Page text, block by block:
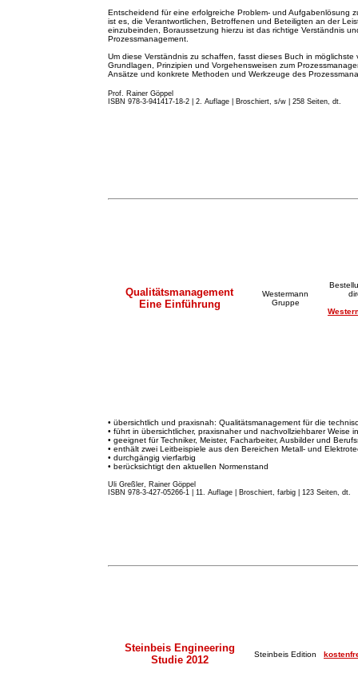
Entscheidend für eine erfolgreiche Problem- und Aufgabenlösung
ist es, die Verantwortlichen, Betroffenen und Beteiligten an der
einzubeinden, Boraussetzung hierzu ist das richtige Verständnis
Prozessmanagement.
Um diese Verständnis zu schaffen, fasst dieses Buch in möglichste
Grundlagen, Prinzipien und Vorgehensweisen zum
Ansätze und konkrete Methoden und Werkzeuge des
Prof. Rainer Göppel
ISBN 978-3-941417-18-2 | 2. Auflage Broschiert, s/w | 258 Seiten, dt.
Qualitätsmanagement
Eine Einführung
Westermann
Gruppe
• übersichtlich und praxisnah: Qualitätsmanagement für die
• führt in übersichtlicher, praxisnaher und nachvollziehbarer Weise
• geeignet für Techniker, Meister, Facharbeiter, Ausbilder und
• enthält zwei Leitbeispiele aus den Bereichen Metall- und
• durchgängig vierfarbig
• berücksichtigt den aktuellen Normenstand
Uli Greßler, Rainer Göppel
ISBN 978-3-427-05266-1 | 11. Auflage
Broschiert, farbig | 123 Seiten, dt.
Steinbeis Engineering
Studie 2012
Steinbeis Edition